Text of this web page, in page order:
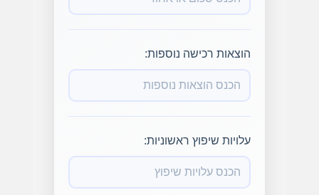
הוצאות רכישה נוספות:
עלויות שיפוץ ראשוניות: